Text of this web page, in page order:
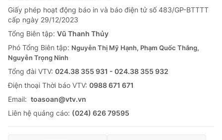
Giấy phép hoạt động báo in và báo điện tử số 483/GP-BTTTT
cấp ngày 29/12/2023
Tổng Biên tập: Vũ Thanh Thủy
Phó Tổng Biên tập: Nguyễn Thị Mỹ Hạnh, Phạm Quốc Thắng,
Nguyễn Trọng Ninh
Tổng đài VTV: 024.38 355 931 - 024.38 355 932
Ðiện thoại Thời báo VTV: 0988 671 671
Email: toasoan@vtv.vn
Liên hệ quảng cáo: (024) 626 79595